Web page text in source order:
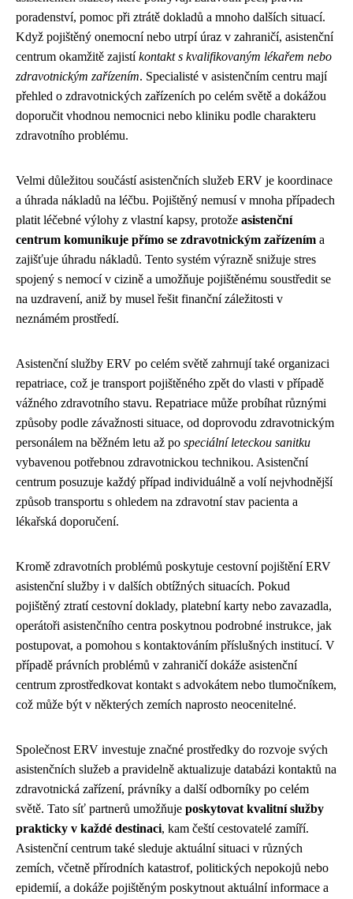
poradenství, pomoc při ztrátě dokladů a mnoho dalších situací.
Když pojištěný onemocní nebo utrpí úraz v zahraničí, asistenční
centrum okamžitě zajistíkontakt s kvalifikovaným lékařem nebo
zdravotnickým zařízením. Specialisté v asistenčním centru mají
přehled o zdravotnických zařízeních po celém světě a dokážou
doporučit vhodnou nemocnici nebo kliniku podle charakteru
zdravotního problému.
Velmi důležitou součástí asistenčních služeb ERV je koordinace
a úhrada nákladů na léčbu. Pojištěný nemusí v mnoha případech
platit léčebné výlohy z vlastní kapsy, protože asistenční
centrum komunikuje přímo se zdravotnickým zařízením a
zajišťuje úhradu nákladů. Tento systém výrazně snižuje stres
spojený s nemocí v cizině a umožňuje pojištěnému soustředit se
na uzdravení, aniž by musel řešit finanční záležitosti v
neznámém prostředí.
Asistenční služby ERV po celém světě zahrnují také organizaci
repatriace, což je transport pojištěného zpět do vlasti v případě
vážného zdravotního stavu. Repatriace může probíhat různými
způsoby podle závažnosti situace, od doprovodu zdravotnickým
personálem na běžném letu až po speciální leteckou sanitku
vybavenou potřebnou zdravotnickou technikou. Asistenční
centrum posuzuje každý případ individuálně a volí nejvhodnější
způsob transportu s ohledem na zdravotní stav pacienta a
lékařská doporučení.
Kromě zdravotních problémů poskytuje cestovní pojištění ERV
asistenční služby i v dalších obtížných situacích. Pokud
pojištěný ztratí cestovní doklady, platební karty nebo zavazadla,
operátoři asistenčního centra poskytnou podrobné instrukce, jak
postupovat, a pomohou s kontaktováním příslušných institucí. V
případě právních problémů v zahraničí dokáže asistenční
centrum zprostředkovat kontakt s advokátem nebo tlumočníkem,
což může být v některých zemích naprosto neocenitelné.
Společnost ERV investuje značné prostředky do rozvoje svých
asistenčních služeb a pravidelně aktualizuje databázi kontaktů na
zdravotnická zařízení, právníky a další odborníky po celém
světě. Tato síť partnerů umožňuje poskytovat kvalitní služby
prakticky v každé destinaci, kam čeští cestovatelé zamíří.
Asistenční centrum také sleduje aktuální situaci v různých
zemích, včetně přírodních katastrof, politických nepokojů nebo
epidemií, a dokáže pojištěným poskytnout aktuální informace a